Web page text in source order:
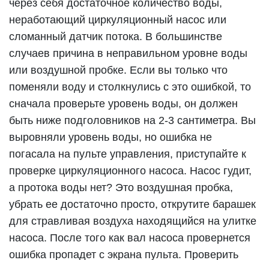
через себя достаточное количество воды,
неработающий циркуляционный насос или
сломанный датчик потока. В большинстве
случаев причина в неправильном уровне воды
или воздушной пробке. Если вы только что
поменяли воду и столкнулись с это ошибкой, то
сначала проверьте уровень воды, он должен
быть ниже подголовников на 2-3 сантиметра. Вы
выровняли уровень воды, но ошибка не
погасала на пульте управления, приступайте к
проверке циркуляционного насоса. Насос гудит,
а протока воды нет? Это воздушная пробка,
убрать ее достаточно просто, открутите барашек
для стравливая воздуха находящийся на улитке
насоса. После того как вал насоса провернется
ошибка пропадет с экрана пульта. Проверить